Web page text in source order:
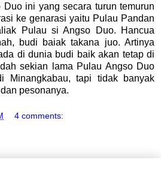
ini yang secara turun temurun
ke genarasi yaitu Pulau Pandan
Pulau si Angso Duo. Hancua
budi baiak takana juo. Artinya
di dunia budi baik akan tetap di
sekian lama Pulau Angso Duo
Minangkabau, tapi tidak banyak
pesonanya.
4 comments: